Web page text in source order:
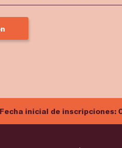
Fecha inicial de inscripciones: